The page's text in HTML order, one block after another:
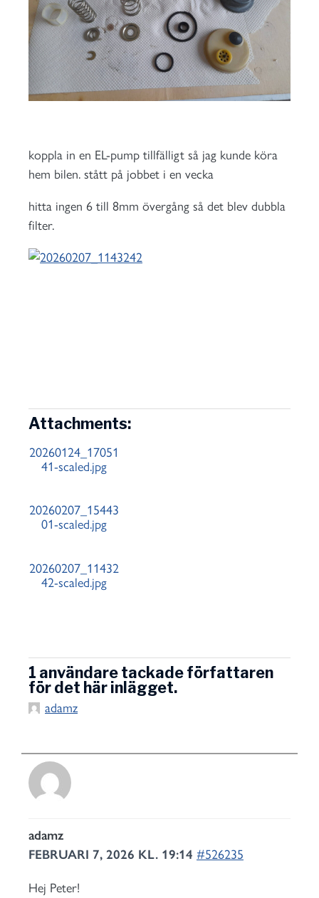
koppla in en EL-pump tillfälligt så jag kunde köra
hem bilen. stått på jobbet i en vecka
hitta ingen 6 till 8mm övergång så det blev dubbla
filter.
Attachments:
20260124_17051
41-scaled.jpg
20260207_15443
01-scaled.jpg
20260207_11432
42-scaled.jpg
1 användare tackade författaren
för det här inlägget.
adamz
adamz
FEBRUARI 7, 2026 KL. 19:14 #526235
Hej Peter!